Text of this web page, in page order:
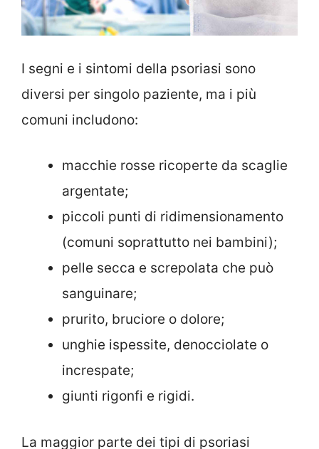
I segni e i sintomi della psoriasi sono
diversi per singolo paziente, ma i più
comuni includono:
macchie rosse ricoperte da scaglie
argentate;
piccoli punti di ridimensionamento
(comuni soprattutto nei bambini);
pelle secca e screpolata che può
sanguinare;
prurito, bruciore o dolore;
unghie ispessite, denocciolate o
increspate;
giunti rigonfi e rigidi.
La maggior parte dei tipi di psoriasi